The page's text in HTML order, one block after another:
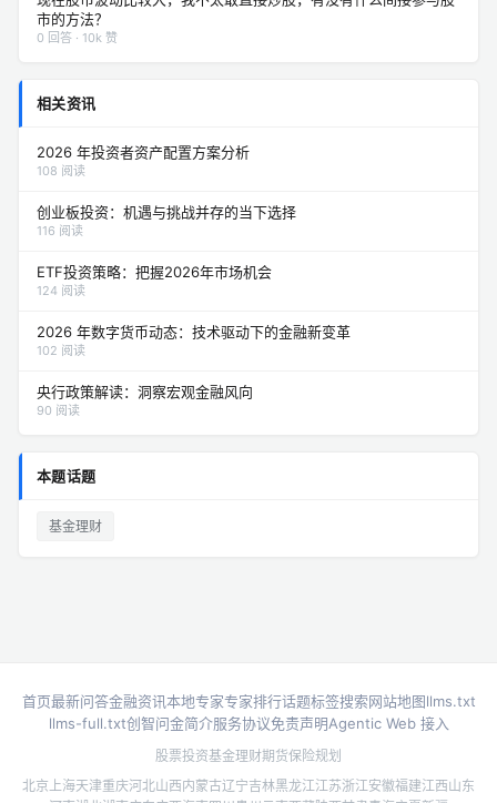
市的方法？
0 回答 · 10k 赞
相关资讯
2026 年投资者资产配置方案分析
108 阅读
创业板投资：机遇与挑战并存的当下选择
116 阅读
ETF投资策略：把握2026年市场机会
124 阅读
2026 年数字货币动态：技术驱动下的金融新变革
102 阅读
央行政策解读：洞察宏观金融风向
90 阅读
本题话题
基金理财
首页最新问答金融资讯本地专家专家排行话题标签搜索网站地图llms.txt
llms-full.txt创智问金简介服务协议免责声明Agentic Web 接入
股票投资基金理财期货保险规划
北京 上海天津重庆河北山西内蒙古辽宁吉林黑龙江江苏浙江安徽福建江西山东